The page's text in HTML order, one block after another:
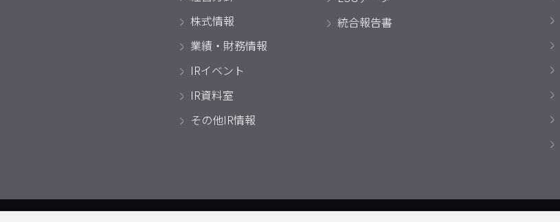
株式情報
業績・財務情報
IRイベント
IR資料室
その他IR情報
統合報告書